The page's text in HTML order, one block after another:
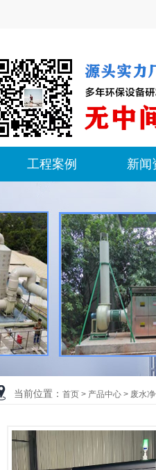
工程案例 新闻
当前位置： 首页 > 产品中心 > 废水